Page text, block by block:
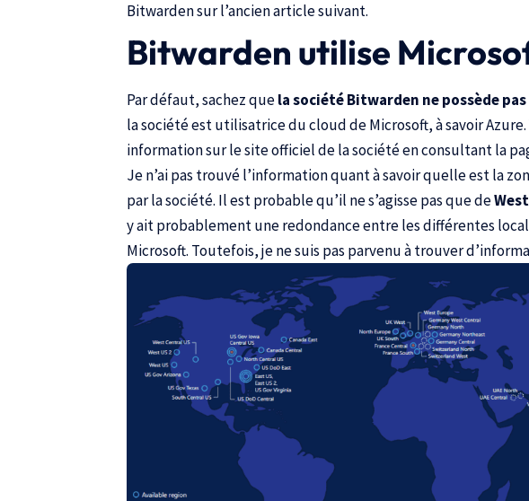
Bitwarden sur l’ancien article suivant.
Bitwarden utilise
Par défaut, sachez quela société Bitwarden ne possède
la société est utilisatrice du cloud de Microsoft, à savoir
information sur le site officiel de la sociétéen consultant la
Je n’ai pas trouvé l’information quant à savoir quelle est la
par la société. Il est probable qu’il ne s’agisse pas que de
y ait probablement une redondance entre les différentes
Microsoft. Toutefois, je ne suis pas parvenu à trouver